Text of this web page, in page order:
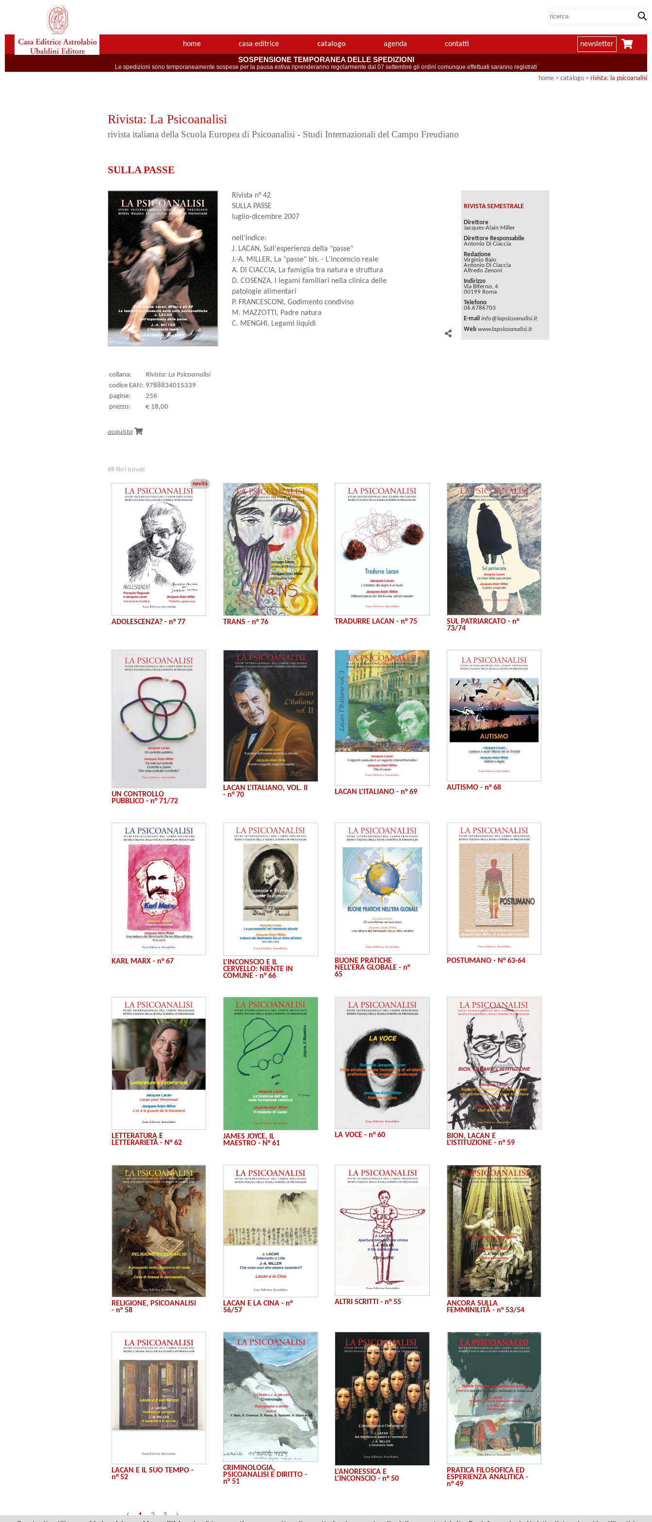
home casa editrice catalogo agenda contatti newsletter
SOSPENSIONE TEMPORANEA DELLE SPEDIZIONI
Le spedizioni sono temporaneamente sospese per la pausa estiva riprenderanno regolarmente dal 07 settembre gli ordini comunque effettuati saranno registrati
home > catalogo > rivista: la psicoanalisi
Rivista: La Psicoanalisi
rivista italiana della Scuola Europea di Psicoanalisi - Studi Internazionali del Campo Freudiano
SULLA PASSE
Rivista n° 42
SULLA PASSE
luglio-dicembre 2007
nell'indice:
J. LACAN, Sull'esperienza della "passe"
J.-A. MILLER, La "passe" bis. - L'inconscio reale
A. DI CIACCIA, La famiglia tra natura e struttura
D. COSENZA, I legami familiari nella clinica delle
patologie alimentari
P. FRANCESCONI, Godimento condiviso
M. MAZZOTTI, Padre natura
C. MENGHI, Legami liquidi
RIVISTA SEMESTRALE
Direttore
Jacques-Alain Miller
Direttore Responsabile
Antonio Di Ciaccia
Redazione
Virginio Baio
Antonio Di Ciaccia
Alfredo Zenoni
Indirizzo
Via Biferno, 4
00199 Roma
Telefono
06.6786703
E-mail info@lapsicoanalisi.it
Web www.lapsicoanalisi.it
collana:
Rivista: La Psicoanalisi
codice EAN: 9788834015339
pagine:
256
prezzo:
€ 18,00
acquista
68 libri trovati
novità
ADOLESCENZA? - n° 77 TRANS - n° 76 TRADURRE LACAN - n° 75
SUL PATRIARCATO - n°
73/74
UN CONTROLLO
PUBBLICO - n° 71/72
LACAN L'ITALIANO, VOL. II
- n° 70
LACAN L'ITALIANO - n° 69
AUTISMO - n° 68
KARL MARX - n° 67
L'INCONSCIO E IL
CERVELLO: NIENTE IN
COMUNE - n° 66
BUONE PRATICHE
NELL'ERA GLOBALE - n°
65
POSTUMANO - N° 63-64
LETTERATURA E
LETTERARIETÀ - N° 62
JAMES JOYCE, IL
MAESTRO - N° 61
LA VOCE - n° 60
BION, LACAN E
L'ISTITUZIONE - n° 59
RELIGIONE, PSICOANALISI
- n° 58
LACAN E LA CINA - n°
56/57
ALTRI SCRITTI - n° 55
ANCORA SULLA
FEMMINILITÀ - n° 53/54
LACAN E IL SUO TEMPO -
n° 52
CRIMINOLOGIA,
PSICOANALISI E DIRITTO -
n° 51
L'ANORESSICA E
L'INCONSCIO - n° 50
PRATICA FILOSOFICA ED
ESPERIENZA ANALITICA -
n° 49
‹ 1 2 3 ›